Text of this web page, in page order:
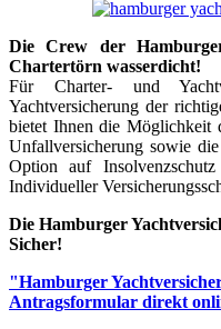
Die Crew der
Chartertörn wasserdicht!
Für Charter- und
Yachtversicherung der
bietet Ihnen die Möglichkeit
Unfallversicherung sowie
Option auf
Individueller
Die Hamburger
Sicher!
"Hamburger
Antragsformular direkt